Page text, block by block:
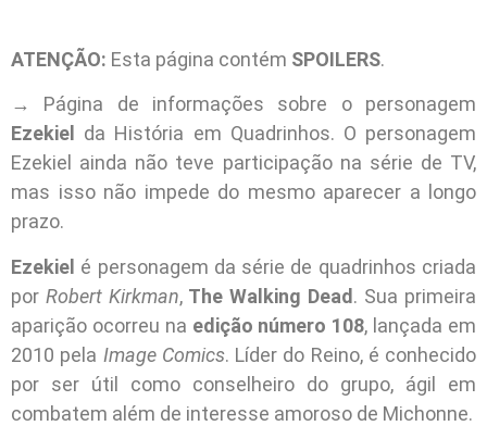
ATENÇÃO: Esta página contém SPOILERS.
→ Página de informações sobre o personagem
Ezekiel
da História em Quadrinhos. O personagem
Ezekiel ainda não teve participação na série de TV,
mas isso não impede do mesmo aparecer a longo
prazo.
Ezekiel é personagem da série de quadrinhos criada
por Robert Kirkman, The Walking Dead. Sua primeira
aparição ocorreu na edição número 108, lançada em
2010 pela Image Comics. Líder do Reino, é conhecido
por ser útil como conselheiro do grupo, ágil em
combatem além de interesse amoroso de Michonne.